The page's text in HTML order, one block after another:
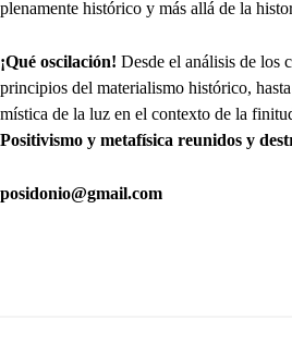
plenamente histórico y más allá de la
¡Qué oscilación! Desde el análisis de los
principios del materialismo histórico,
mística de la luz en el contexto de la
Positivismo y metafísica reunidos y
posidonio@gmail.com